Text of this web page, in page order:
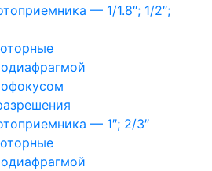
— 1/1.8″; 1/2″;
— 1″; 2/3″